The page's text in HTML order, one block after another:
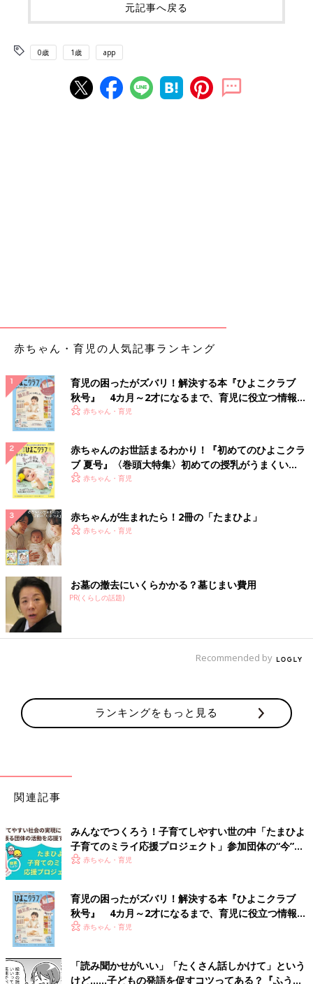
元記事へ戻る
0歳 1歳 app
赤ちゃん・育児の人気記事ランキング
育児の困ったがズバリ！解決する本『ひよこクラブ
秋号』 4カ月～2才になるまで、育児に役立つ情報が
いっぱい！
赤ちゃん・育児
赤ちゃんのお世話まるわかり！『初めてのひよこクラ
ブ 夏号』〈巻頭大特集〉初めての授乳がうまくい
く！ おっぱい・ミルクの基本と夏のトラブル 解決テ
赤ちゃん・育児
赤ちゃんが生まれたら！2冊の「たまひよ」
赤ちゃん・育児
お墓の撤去にいくらかかる？墓じまい費用
PR(くらしの話題)
Recommended by
ランキングをもっと見る
関連記事
みんなでつくろう！子育てしやすい世の中「たまひよ
子育てのミライ応援プロジェクト」参加団体の“今”を
レポート！
赤ちゃん・育児
育児の困ったがズバリ！解決する本『ひよこクラブ
秋号』 4カ月～2才になるまで、育児に役立つ情報が
いっぱい！
赤ちゃん・育児
「読み聞かせがいい」「たくさん話しかけて」という
けど……子どもの発語を促すコツってある？『ふうふ